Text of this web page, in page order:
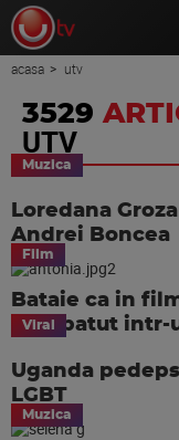
acasa utv
3529
UTV
Muzica
Loredana
Andrei Boncea
Film
Bataie ca in
s-au batut
Viral
Uganda
LGBT
Muzica